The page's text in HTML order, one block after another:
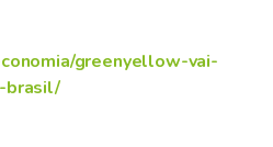
greenyellow-vai-
brasil/